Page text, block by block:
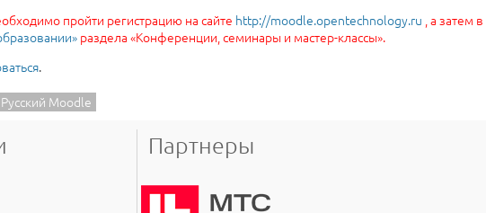
пройти регистрацию на сайте http://moodle.opentechnology.ru , а затем в
раздела «Конференции, семинары и мастер-классы».
.​
Русский Moodle
Партнеры